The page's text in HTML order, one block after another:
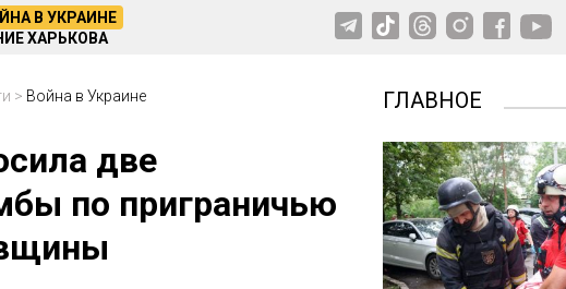
В УКРАИНЕ
ХАРЬКОВА
> Война в Украине
две
по приграничью
ГЛАВНОЕ